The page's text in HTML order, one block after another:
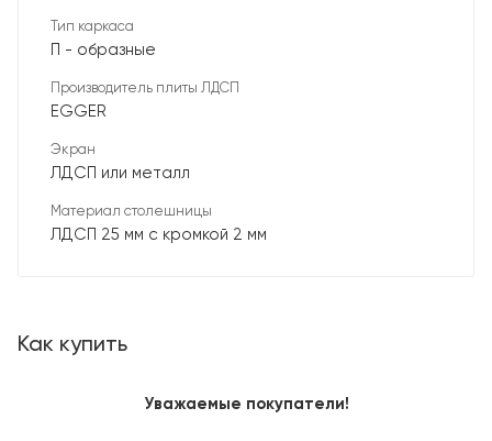
Тип каркаса
П - образные
Производитель плиты ЛДСП
EGGER
Экран
ЛДСП или металл
Материал столешницы
ЛДСП 25 мм с кромкой 2 мм
Как купить
Уважаемые покупатели!